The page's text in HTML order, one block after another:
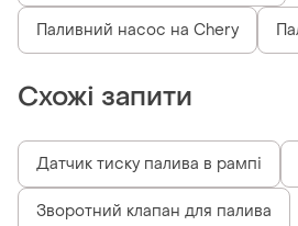
Паливний насос на Chery
Схожі запити
Датчик тиску палива в рампі
Зворотний клапан для палива